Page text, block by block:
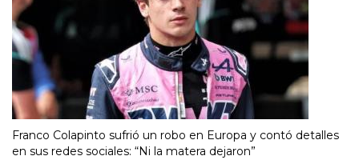
Franco Colapinto sufrió un robo en Europa y contó detalles
en sus redes sociales: “Ni la matera dejaron”